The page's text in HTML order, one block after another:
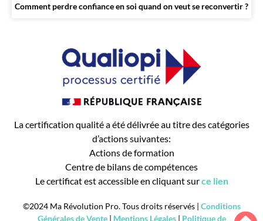
Comment perdre confiance en soi quand on veut se reconvertir ?
La certification qualité a été délivrée au titre des catégories
d’actions suivantes:
Actions de formation
Centre de bilans de compétences
Le certificat est accessible en cliquant surce lien
©2024 Ma Révolution Pro. Tous droits réservés | Conditions
Générales de Vente| Mentions Légales| Politique de